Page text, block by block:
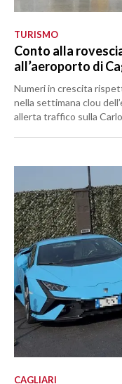
TURISMO
Conto alla
all’aeroporto di
Numeri in crescita
nella settimana clou
allerta traffico sulla
CAGLIARI